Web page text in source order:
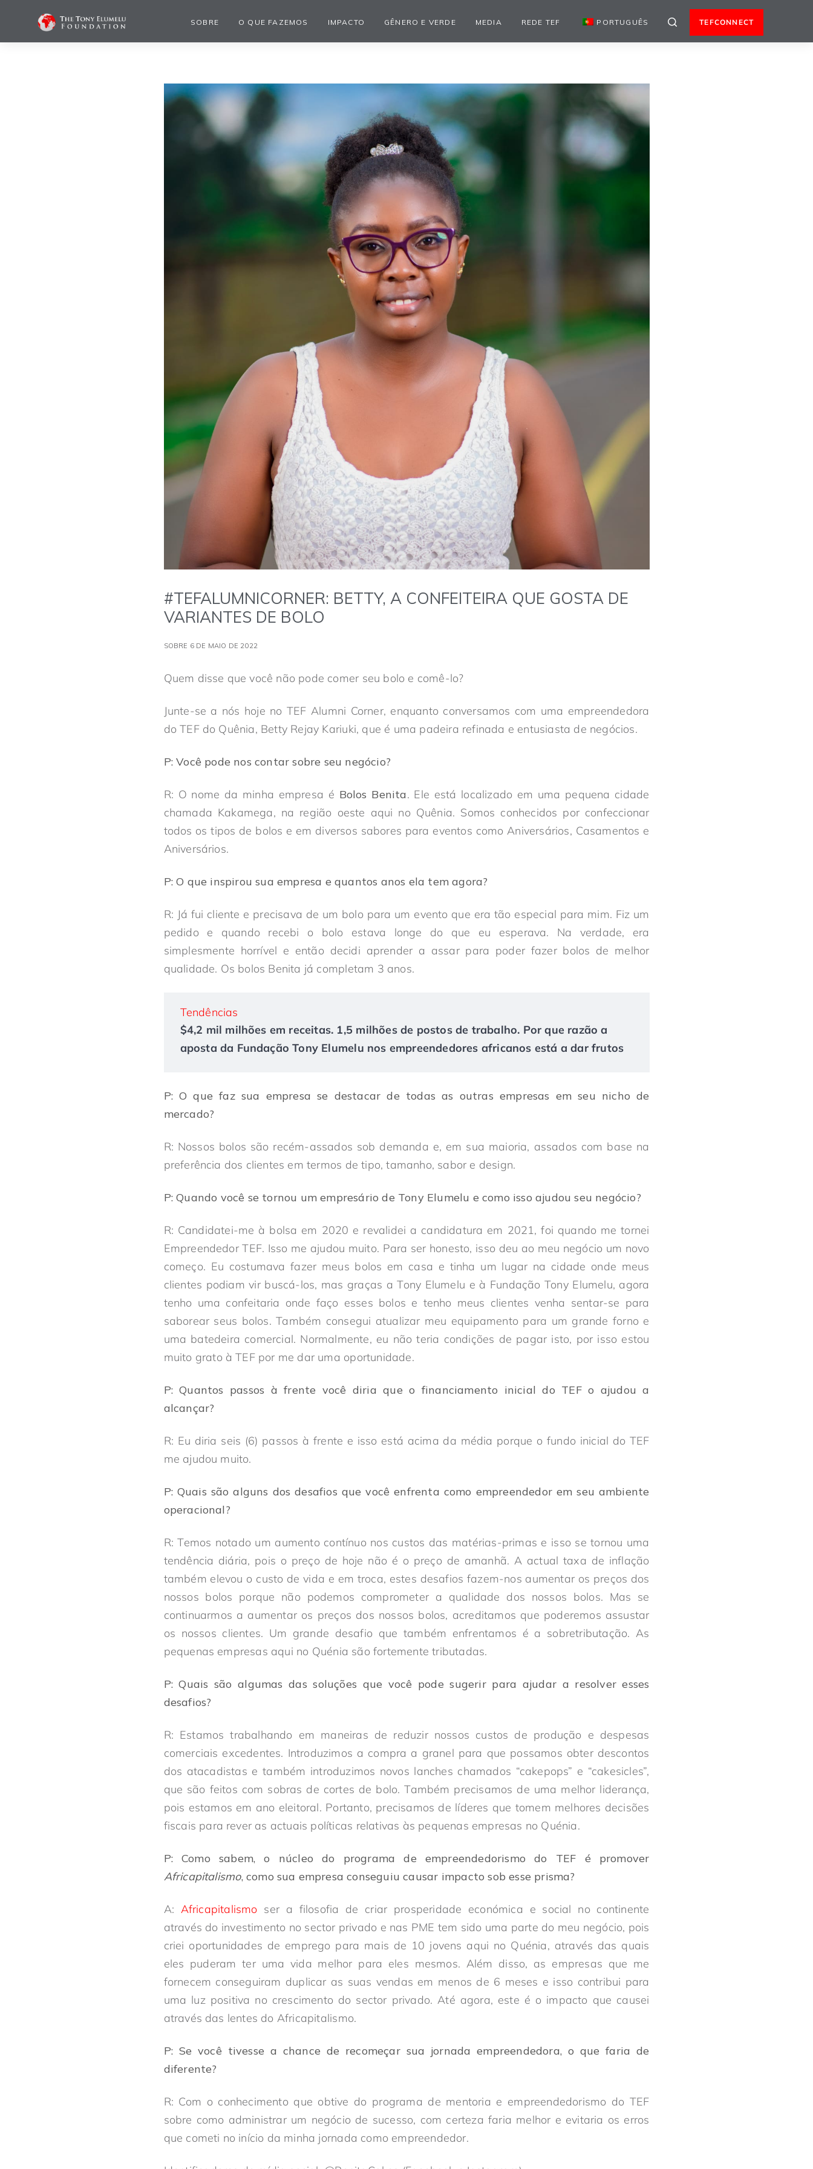
SOBRE O QUE FAZEMOS IMPACTO GÊNERO E VERDE MEDIA REDE TEF PORTUGUÊS TEFCONNECT
#TEFALUMNICORNER: BETTY, A CONFEITEIRA QUE GOSTA DE
VARIANTES DE BOLO
SOBRE 6 DE MAIO DE 2022
Quem disse que você não pode comer seu bolo e comê-lo?
Junte-se a nós hoje no TEF Alumni Corner, enquanto conversamos com uma empreendedora
do TEF do Quênia, Betty Rejay Kariuki, que é uma padeira refinada e entusiasta de negócios.
P:Você pode nos contar sobre seu negócio?
R: O nome da minha empresa é Bolos Benita. Ele está localizado em uma pequena cidade
chamada Kakamega, na região oeste aqui no Quênia. Somos conhecidos por confeccionar
todos os tipos de bolos e em diversos sabores para eventos como Aniversários, Casamentos e
Aniversários.
P:O que inspirou sua empresa e quantos anos ela tem agora?
R: Já fui cliente e precisava de um bolo para um evento que era tão especial para mim. Fiz um
pedido e quando recebi o bolo estava longe do que eu esperava. Na verdade, era
simplesmente horrível e então decidi aprender a assar para poder fazer bolos de melhor
qualidade. Os bolos Benita já completam 3 anos.
Tendências
$4,2 mil milhões em receitas. 1,5 milhões de postos de trabalho. Por que razão a
aposta da Fundação Tony Elumelu nos empreendedores africanos está a dar frutos
P: O que faz sua empresa se destacar de todas as outras empresas em seu nicho de
mercado?
R: Nossos bolos são recém-assados sob demanda e, em sua maioria, assados com base na
preferência dos clientes em termos de tipo, tamanho, sabor e design.
P:Quando você se tornou um empresário de Tony Elumelu e como isso ajudou seu negócio?
R: Candidatei-me à bolsa em 2020 e revalidei a candidatura em 2021, foi quando me tornei
Empreendedor TEF. Isso me ajudou muito. Para ser honesto, isso deu ao meu negócio um novo
começo. Eu costumava fazer meus bolos em casa e tinha um lugar na cidade onde meus
clientes podiam vir buscá-los, mas graças a Tony Elumelu e à Fundação Tony Elumelu, agora
tenho uma confeitaria onde faço esses bolos e tenho meus clientes venha sentar-se para
saborear seus bolos. Também consegui atualizar meu equipamento para um grande forno e
uma batedeira comercial. Normalmente, eu não teria condições de pagar isto, por isso estou
muito grato à TEF por me dar uma oportunidade.
P:Quantos passos à frente você diria que o financiamento inicial do TEF o ajudou a
alcançar?
R: Eu diria seis (6) passos à frente e isso está acima da média porque o fundo inicial do TEF
me ajudou muito.
P: Quais são alguns dos desafios que você enfrenta como empreendedor em seu ambiente
operacional?
R: Temos notado um aumento contínuo nos custos das matérias-primas e isso se tornou uma
tendência diária, pois o preço de hoje não é o preço de amanhã. A actual taxa de inflação
também elevou o custo de vida e em troca, estes desafios fazem-nos aumentar os preços dos
nossos bolos porque não podemos comprometer a qualidade dos nossos bolos. Mas se
continuarmos a aumentar os preços dos nossos bolos, acreditamos que poderemos assustar
os nossos clientes. Um grande desafio que também enfrentamos é a sobretributação. As
pequenas empresas aqui no Quénia são fortemente tributadas.
P:Quais são algumas das soluções que você pode sugerir para ajudar a resolver esses
desafios?
R: Estamos trabalhando em maneiras de reduzir nossos custos de produção e despesas
comerciais excedentes. Introduzimos a compra a granel para que possamos obter descontos
dos atacadistas e também introduzimos novos lanches chamados “cakepops” e “cakesicles”,
que são feitos com sobras de cortes de bolo. Também precisamos de uma melhor liderança,
pois estamos em ano eleitoral. Portanto, precisamos de líderes que tomem melhores decisões
fiscais para rever as actuais políticas relativas às pequenas empresas no Quénia.
P:Como sabem, o núcleo do programa de empreendedorismo do TEF é promover
Africapitalismo, como sua empresa conseguiu causar impacto sob esse prisma?
A: Africapitalismo ser a filosofia de criar prosperidade económica e social no continente
através do investimento no sector privado e nas PME tem sido uma parte do meu negócio, pois
criei oportunidades de emprego para mais de 10 jovens aqui no Quénia, através das quais
eles puderam ter uma vida melhor para eles mesmos. Além disso, as empresas que me
fornecem conseguiram duplicar as suas vendas em menos de 6 meses e isso contribui para
uma luz positiva no crescimento do sector privado. Até agora, este é o impacto que causei
através das lentes do Africapitalismo.
P: Se você tivesse a chance de recomeçar sua jornada empreendedora, o que faria de
diferente?
R: Com o conhecimento que obtive do programa de mentoria e empreendedorismo do TEF
sobre como administrar um negócio de sucesso, com certeza faria melhor e evitaria os erros
que cometi no início da minha jornada como empreendedor.